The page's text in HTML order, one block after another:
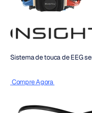
Sistema de touca de EEG
Compre Agora